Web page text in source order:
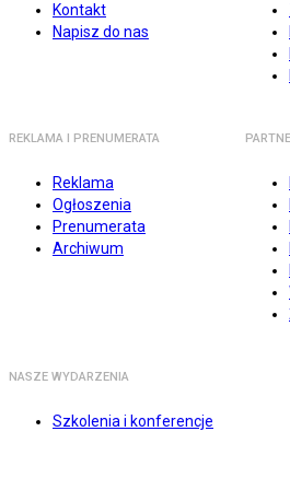
Kontakt
Napisz do nas
REKLAMA I PRENUMERATA
Reklama
Ogłoszenia
Prenumerata
Archiwum
NASZE WYDARZENIA
Szkolenia i konferencje